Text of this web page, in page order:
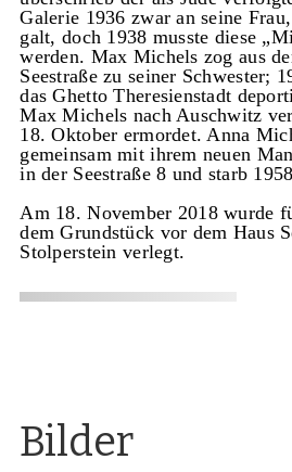
Galerie 1936 zwar an seine
galt, doch 1938 musste diese
werden. Max Michels zog aus
Seestraße zu seiner Schwester;
das Ghetto Theresienstadt
Max Michels nach Auschwitz
18. Oktober ermordet. Anna
gemeinsam mit ihrem neuen
in der Seestraße 8 und starb
Am 18. November 2018 wurde
dem Grundstück vor dem Haus
Stolperstein verlegt.
Bilder